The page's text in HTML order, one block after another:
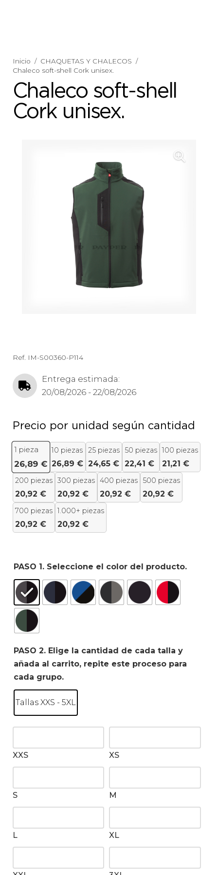
Inicio / CHAQUETAS Y CHALECOS /
Chaleco soft-shell Cork unisex.
Chaleco soft-shell
Cork unisex.
Ref. IM-S00360-P114
Entrega estimada:
20/08/2026 - 22/08/2026
Precio por unidad según cantidad
1 pieza
26,89 €
10 piezas
26,89 €
25 piezas
24,65 €
50 piezas
22,41 €
100 piezas
21,21 €
200 piezas
20,92 €
300 piezas
20,92 €
400 piezas
20,92 €
500 piezas
20,92 €
700 piezas
20,92 €
1.000+ piezas
20,92 €
PASO 1. Seleccione el color del producto.
PASO 2. Elige la cantidad de cada talla y
añada al carrito, repite este proceso para
cada grupo.
Tallas XXS - 5XL
XXS XS
S M
L XL